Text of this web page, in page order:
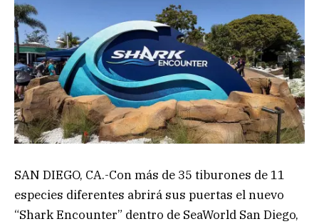
SAN DIEGO, CA.-Con más de 35 tiburones de 11
especies diferentes abrirá sus puertas el nuevo
“Shark Encounter” dentro de SeaWorld San Diego,